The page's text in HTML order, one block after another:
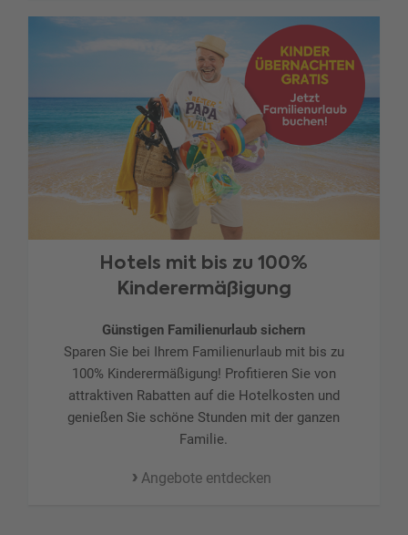
Hotels mit bis zu 100%
Kinderermäßigung
Günstigen Familienurlaub sichern
Sparen Sie bei Ihrem Familienurlaub mit bis zu
100% Kinderermäßigung! Profitieren Sie von
attraktiven Rabatten auf die Hotelkosten und
genießen Sie schöne Stunden mit der ganzen
Familie.
Angebote entdecken